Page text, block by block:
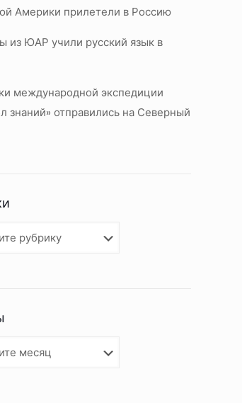
Америки прилетели в Россию
из ЮАР учили русский язык в
международной экспедиции
знаний» отправились на Северный